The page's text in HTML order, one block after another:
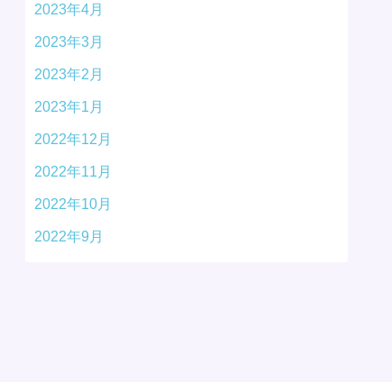
2023年4月
2023年3月
2023年2月
2023年1月
2022年12月
2022年11月
2022年10月
2022年9月